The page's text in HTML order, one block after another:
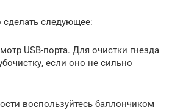
сделать следующее:
USB-порта. Для очистки гнезда
если оно не сильно
воспользуйтесь баллончиком